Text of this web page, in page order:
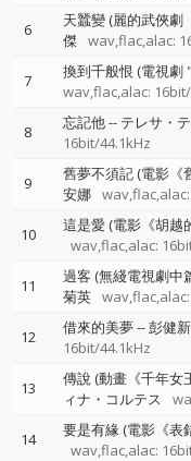
6 天蠶變 (麗的武俠劇
傑 wav,flac,alac:
7 換到千般恨 (電視劇
wav,flac,alac:
8 忘記他-- テレサ・
16bit/44.1kHz
9 舊夢不須記 (電影《
安娜
10 這是愛 (電影《胡越
wav,flac,alac:
11 過客 (無綫電視劇中
菊英
12 借來的美夢--彭健新
16bit/44.1kHz
13 傳說 (動畫《千年女
ィナ・コルテス
14 要是有緣 (電影《表
wav,flac,alac: